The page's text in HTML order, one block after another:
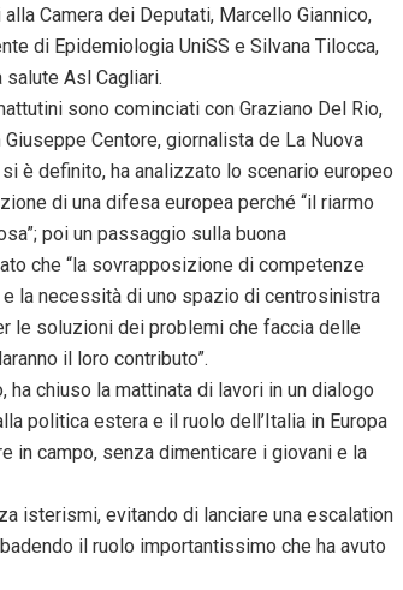
Camera dei Deputati, Marcello Giannico,
di Epidemiologia UniSS e Silvana Tilocca,
Asl Cagliari.
sono cominciati con Graziano Del Rio,
Centore, giornalista de La Nuova
è definito, ha analizzato lo scenario europeo
di una difesa europea perché “il riarmo
poi un passaggio sulla buona
che “la sovrapposizione di competenze
la necessità di uno spazio di centrosinistra
le soluzioni dei problemi che faccia delle
il loro contributo”.
ha chiuso la mattinata di lavori in un dialogo
politica estera e il ruolo dell’Italia in Europa
in campo, senza dimenticare i giovani e la
isterismi, evitando di lanciare una escalation
il ruolo importantissimo che ha avuto